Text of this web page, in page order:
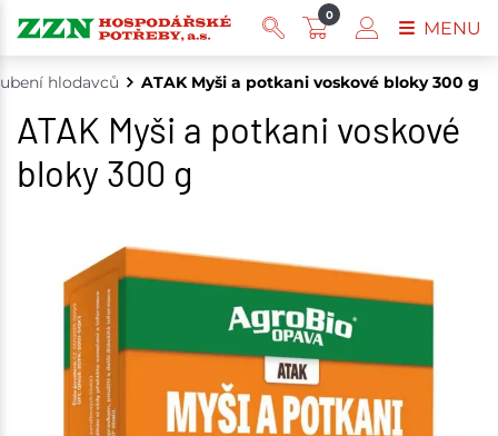
hlodavců ATAK Myši a potkani voskové bloky 300 g
ATAK Myši a potkani voskové
bloky 300 g
0
MENU